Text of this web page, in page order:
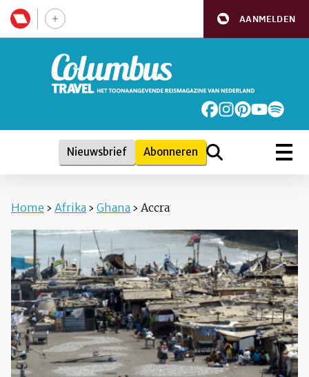
AANMELDEN
Nieuwsbrief Abonneren
Home › Afrika › Ghana › Accra